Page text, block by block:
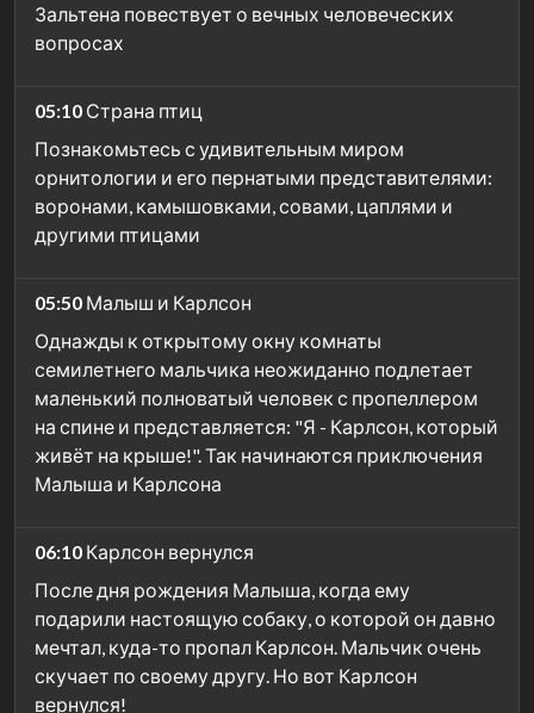
Зальтена повествует о вечных человеческих
вопросах
05:10 Страна птиц
Познакомьтесь с удивительным миром
орнитологии и его пернатыми представителями:
воронами, камышовками, совами, цаплями и
другими птицами
05:50 Малыш и Карлсон
Однажды к открытому окну комнаты
семилетнего мальчика неожиданно подлетает
маленький полноватый человек с пропеллером
на спине и представляется: "Я - Карлсон, который
живёт на крыше!". Так начинаются приключения
Малыша и Карлсона
06:10 Карлсон вернулся
После дня рождения Малыша, когда ему
подарили настоящую собаку, о которой он давно
мечтал, куда-то пропал Карлсон. Мальчик очень
скучает по своему другу. Но вот Карлсон
вернулся!